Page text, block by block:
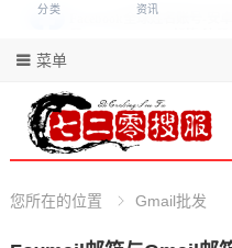
菜单
您所在的位置 Gmail批发